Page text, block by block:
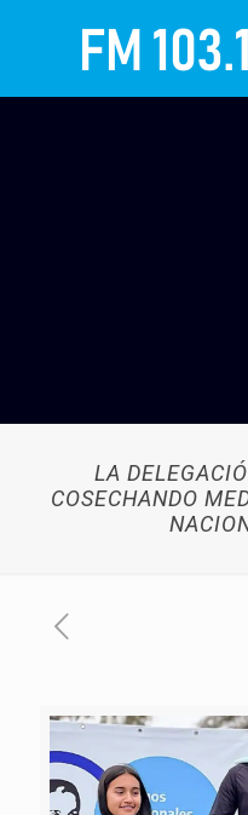
LA
COSECHANDO